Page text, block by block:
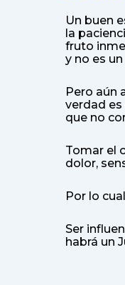
Un buen
la
fruto
y no es
Pero aún
verdad
que no
Tomar el
dolor,
Por lo
Ser
habrá un